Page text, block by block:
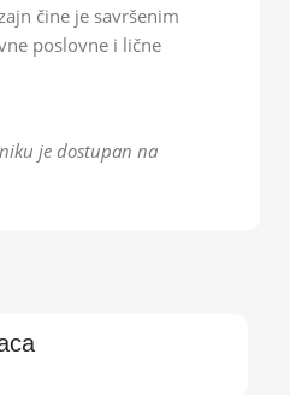
čine je savršenim
poslovne i lične
je dostupan na